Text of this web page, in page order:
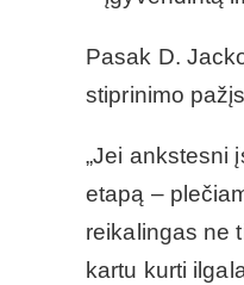
Pasak D.
stiprinimo
„Jei ankstesni
etapą –
reikalingas ne
kartu kurti